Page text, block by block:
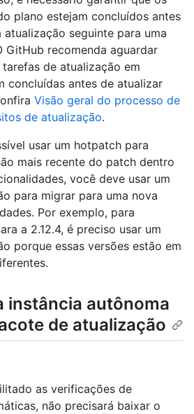
plano estejam concluídos antes
seguinte para uma
GitHub recomenda aguardar
de atualização em
concluídas antes de atualizar
Visão geral do processo de
de atualização.
usar um hotpatch para
mais recente do patch dentro
você deve usar um
para migrar para uma nova
Por exemplo, para
a 2.12.4, é preciso usar um
porque essas versões estão em
instância autônoma
de atualização
as verificações de
não precisará baixar o